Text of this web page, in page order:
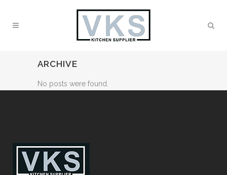
ARCHIVE
No posts were found.